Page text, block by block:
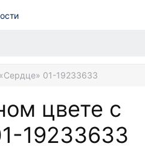
01-19233633
цвете с
19233633